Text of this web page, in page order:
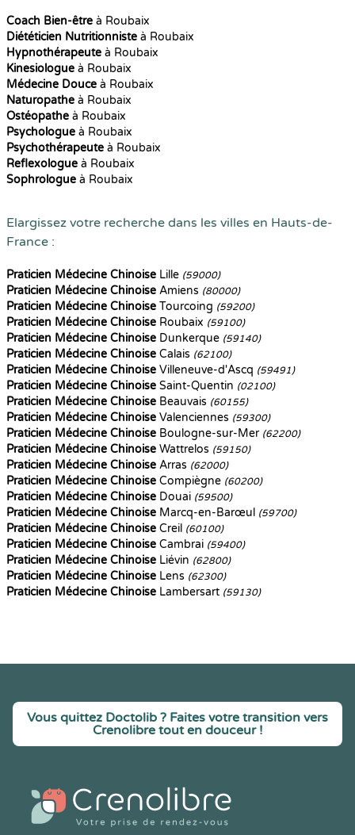
Coach Bien-être à Roubaix
Diététicien Nutritionniste à Roubaix
Hypnothérapeute à Roubaix
Kinesiologue à Roubaix
Médecine Douce à Roubaix
Naturopathe à Roubaix
Ostéopathe à Roubaix
Psychologue à Roubaix
Psychothérapeute à Roubaix
Reflexologue à Roubaix
Sophrologue à Roubaix
Elargissez votre recherche dans les villes en Hauts-de-
France :
Praticien Médecine Chinoise Lille (59000)
Praticien Médecine Chinoise Amiens (80000)
Praticien Médecine Chinoise Tourcoing (59200)
Praticien Médecine Chinoise Roubaix (59100)
Praticien Médecine Chinoise Dunkerque (59140)
Praticien Médecine Chinoise Calais (62100)
Praticien Médecine Chinoise Villeneuve-d'Ascq (59491)
Praticien Médecine Chinoise Saint-Quentin (02100)
Praticien Médecine Chinoise Beauvais (60155)
Praticien Médecine Chinoise Valenciennes (59300)
Praticien Médecine Chinoise Boulogne-sur-Mer (62200)
Praticien Médecine Chinoise Wattrelos (59150)
Praticien Médecine Chinoise Arras (62000)
Praticien Médecine Chinoise Compiègne (60200)
Praticien Médecine Chinoise Douai (59500)
Praticien Médecine Chinoise Marcq-en-Barœul (59700)
Praticien Médecine Chinoise Creil (60100)
Praticien Médecine Chinoise Cambrai (59400)
Praticien Médecine Chinoise Liévin (62800)
Praticien Médecine Chinoise Lens (62300)
Praticien Médecine Chinoise Lambersart (59130)
Vous quittez Doctolib ? Faites votre transition vers
Crenolibre tout en douceur !